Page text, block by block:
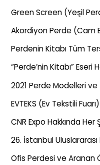
Green Screen (Yeşil
Akordiyon Perde (Cam
Perdenin Kitabı Tüm
“Perde’nin Kitabı” Eseri
2021 Perde Modelleri
EVTEKS (Ev Tekstili
CNR Expo Hakkında Her
26. İstanbul Uluslararası
Ofis Perdesi ve Aranan